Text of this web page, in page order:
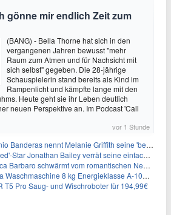
gönne mir endlich Zeit zum
(BANG) - Bella Thorne hat sich in den
vergangenen Jahren bewusst "mehr
Raum zum Atmen und für Nachsicht mit
sich selbst" gegeben. Die 28-jährige
Schauspielerin stand bereits als Kind im
Rampenlicht und kämpfte lange mit den
Heute geht sie ihr Leben deutlich
neuen Perspektive an. Im Podcast 'Call
vor 1 Stunde
Banderas nennt Melanie Griffith seine 'beste Freundin'
Star Jonathan Bailey verrät seine einfache Hautpflegeroutine
Barbaro schwärmt vom romantischen New York
8 kg Energieklasse A-10% 1400 U/Min für 289,97€
T5 Pro Saug- und Wischroboter für 194,99€